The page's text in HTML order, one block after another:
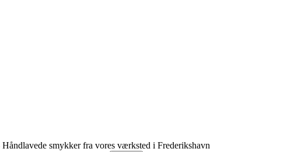
smykker fra vores værksted i Frederikshavn